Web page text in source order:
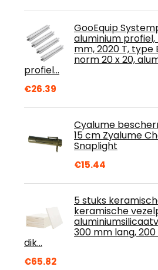
GooEquip
aluminium profiel,
mm, 2020 T, type
norm 20 x 20,
profiel…
€26.39
Cyalume
15 cm Zyalume
Snaplight
€15.44
5 stuks
keramische
300 mm lang,
dik…
€65.82